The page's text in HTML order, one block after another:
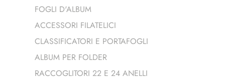
FOGLI D'ALBUM
ACCESSORI FILATELICI
CLASSIFICATORI E PORTAFOGLI
ALBUM PER FOLDER
RACCOGLITORI 22 E 24 ANELLI